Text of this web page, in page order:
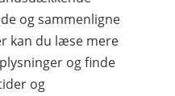
og sammenligne
kan du læse mere
og finde
og